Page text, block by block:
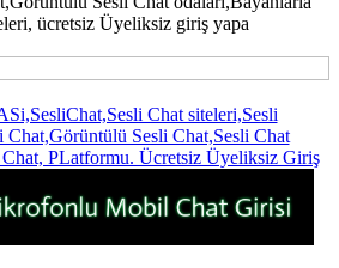
ücretsiz Üyeliksiz giriş yapa
Chat siteleri,Sesli
Chat,Görüntülü Sesli Chat,Sesli Chat
PLatformu. Ücretsiz Üyeliksiz Giriş